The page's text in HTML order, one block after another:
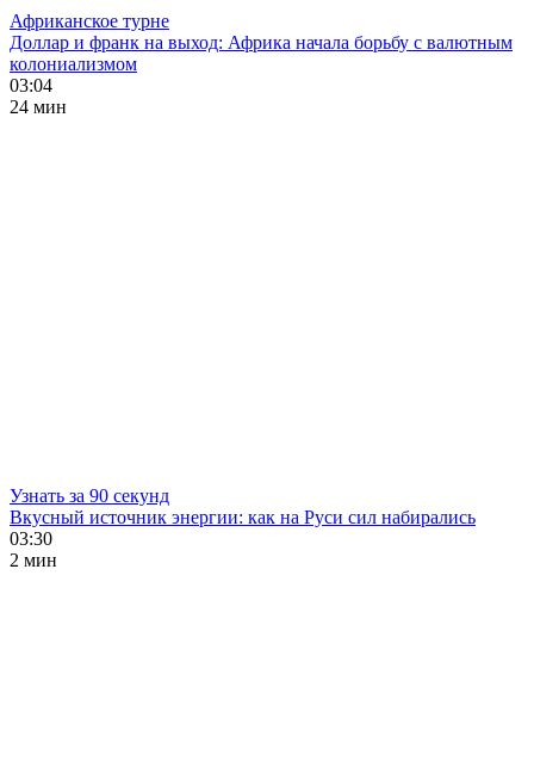
Африканское турне
Доллар и франк на выход: Африка начала борьбу с валютным
колониализмом
03:04
24 мин
Узнать за 90 секунд
Вкусный источник энергии: как на Руси сил набирались
03:30
2 мин